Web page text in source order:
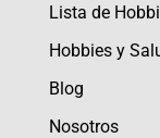
Lista de
Hobbies y
Blog
Nosotros